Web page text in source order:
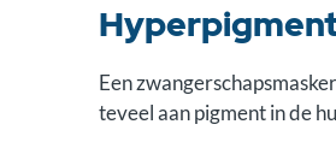
Een
teveel aan pigment in de